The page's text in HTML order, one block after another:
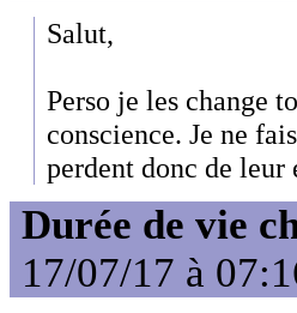
Salut,
Perso je les change
conscience. Je ne
perdent donc de
Durée de vie
17/07/17 à